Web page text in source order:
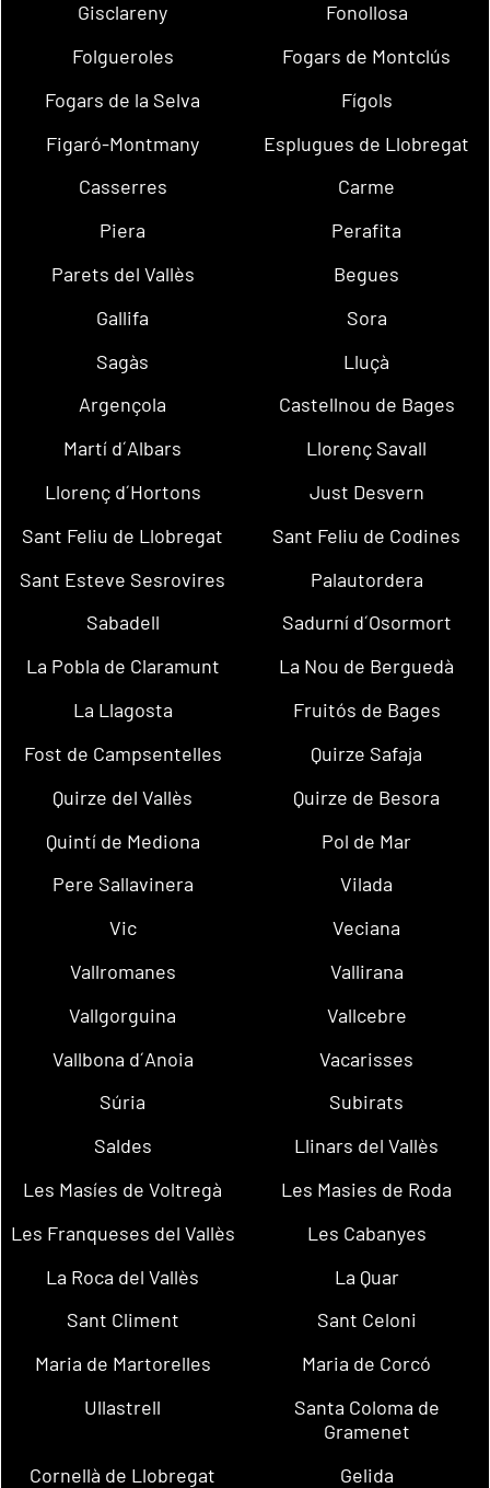
Gisclareny
Fonollosa
Folgueroles
Fogars de Montclús
Fogars de la Selva
Fígols
Figaró-Montmany
Esplugues de Llobregat
Casserres
Carme
Piera
Perafita
Parets del Vallès
Begues
Gallifa
Sora
Sagàs
Lluçà
Argençola
Castellnou de Bages
Martí d´Albars
Llorenç Savall
Llorenç d´Hortons
Just Desvern
Sant Feliu de Llobregat
Sant Feliu de Codines
Sant Esteve Sesrovires
Palautordera
Sabadell
Sadurní d´Osormort
La Pobla de Claramunt
La Nou de Berguedà
La Llagosta
Fruitós de Bages
Fost de Campsentelles
Quirze Safaja
Quirze del Vallès
Quirze de Besora
Quintí de Mediona
Pol de Mar
Pere Sallavinera
Vilada
Vic
Veciana
Vallromanes
Vallirana
Vallgorguina
Vallcebre
Vallbona d´Anoia
Vacarisses
Súria
Subirats
Saldes
Llinars del Vallès
Les Masíes de Voltregà
Les Masies de Roda
Les Franqueses del Vallès
Les Cabanyes
La Roca del Vallès
La Quar
Sant Climent
Sant Celoni
Maria de Martorelles
Maria de Corcó
Ullastrell
Santa Coloma de
Gramenet
Cornellà de Llobregat
Gelida